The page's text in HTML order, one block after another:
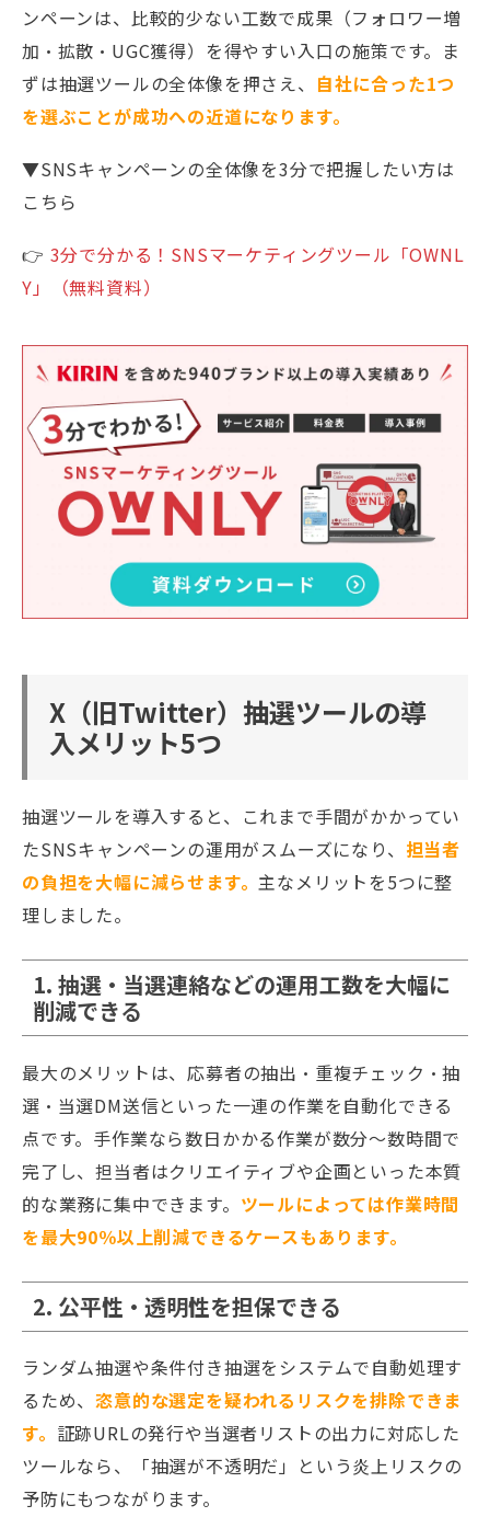
ンペーンは、比較的少ない工数で成果（フォロワー増
加・拡散・UGC獲得）を得やすい入口の施策です。ま
ずは抽選ツールの全体像を押さえ、 自社に合った1つ
を選ぶことが成功への近道になります。
▼SNSキャンペーンの全体像を3分で把握したい方は
こちら
👉 3分で分かる！SNSマーケティングツール「OWNL
Y」（無料資料）
X（旧Twitter）抽選ツールの導
入メリット5つ
抽選ツールを導入すると、これまで手間がかかってい
たSNSキャンペーンの運用がスムーズになり、 担当者
の負担を大幅に減らせます。 主なメリットを5つに整
理しました。
1. 抽選・当選連絡などの運用工数を大幅に
削減できる
最大のメリットは、応募者の抽出・重複チェック・抽
選・当選DM送信といった一連の作業を自動化できる
点です。手作業なら数日かかる作業が数分〜数時間で
完了し、担当者はクリエイティブや企画といった本質
的な業務に集中できます。 ツールによっては作業時間
を最大90％以上削減できるケースもあります。
2. 公平性・透明性を担保できる
ランダム抽選や条件付き抽選をシステムで自動処理す
るため、恣意的な選定を疑われるリスクを排除できま
す。 証跡URLの発行や当選者リストの出力に対応した
ツールなら、「抽選が不透明だ」という炎上リスクの
予防にもつながります。